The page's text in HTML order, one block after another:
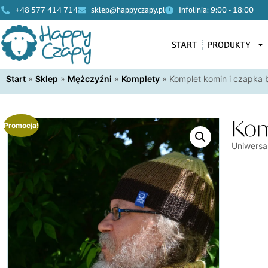
+48 577 414 714 sklep@happyczapy.pl Infolinia: 9:00 - 18:00
START PRODUKTY
Start » Sklep » Mężczyźni » Komplety » Komplet komin i czapka
Promocja!